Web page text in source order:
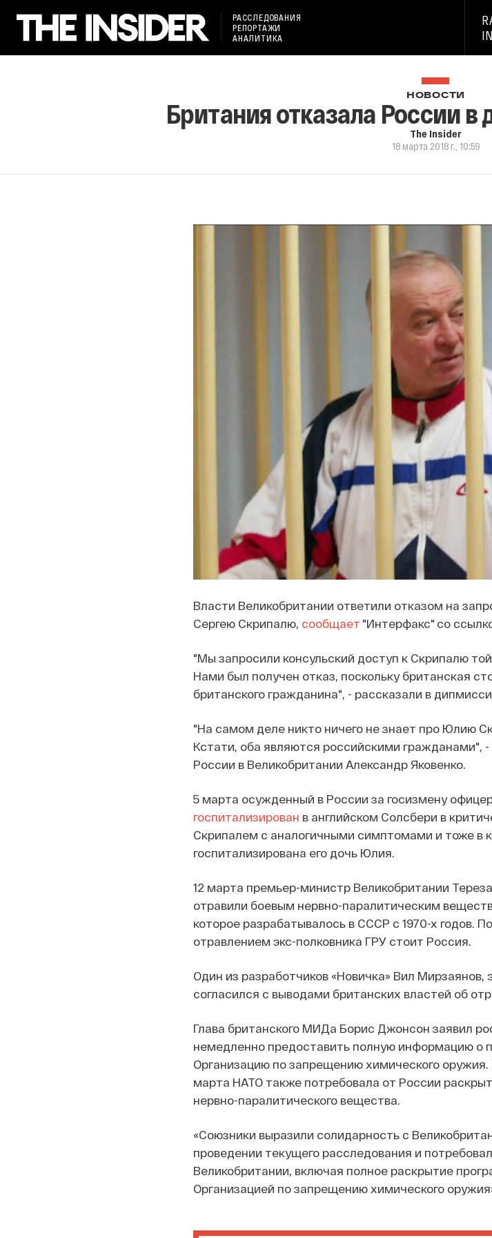
РАССЛЕДОВАНИЯ
РЕПОРТАЖИ
АНАЛИТИКА
НОВОСТИ
Британия отказала России
The Insider
18 марта 2018 г., 10:59
Власти Великобритании ответили отказом на
Сергею Скрипалю, сообщает "Интерфакс" со
"Мы запросили консульский доступ к Скрипалю
Нами был получен отказ, поскольку британская
британского гражданина", - рассказали в
"На самом деле никто ничего не знает про Юлию
Кстати, оба являются российскими гражданами",
России в Великобритании Александр Яковенко.
5 марта осужденный в России за госизмену
госпитализирован в английском Солсбери в
Скрипалем с аналогичными симптомами и тоже в
госпитализирована его дочь Юлия.
12 марта премьер-министр Великобритании
отравили боевым нервно-паралитическим
которое разрабатывалось в СССР с 1970-х годов.
отравлением экс-полковника ГРУ стоит Россия.
Один из разработчиков «Новичка» Вил
согласился с выводами британских властей об
Глава британского МИДа Борис Джонсон заявил
немедленно предоставить полную информацию о
Организацию по запрещению химического оружия.
марта НАТО также потребовала от России
нервно-паралитического вещества.
«Союзники выразили солидарность с
проведении текущего расследования и
Великобритании, включая полное раскрытие
Организацией по запрещению химического